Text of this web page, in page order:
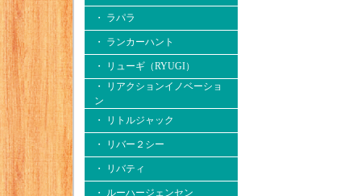
・ ラパラ
・ ランカーハント
・ リューギ（RYUGI）
・ リアクションイノベーショ
ン
・ リトルジャック
・ リバー２シー
・ リバティ
・ ルーハージェンセン